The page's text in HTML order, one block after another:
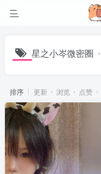
星之小岑微密圈
排序 更新 浏览 点赞